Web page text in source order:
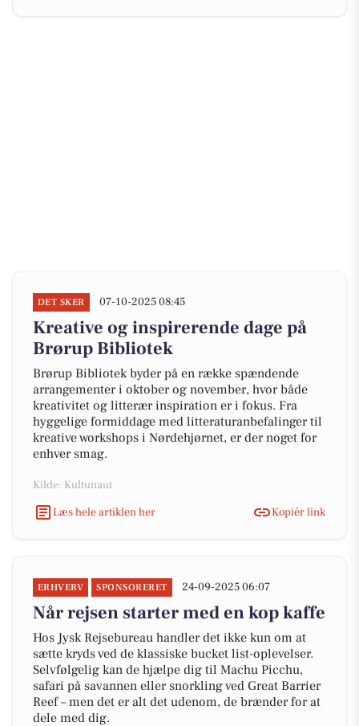
DET SKER 07-10-2025 08:45
Kreative og inspirerende dage på
Brørup Bibliotek
Brørup Bibliotek byder på en række spændende
arrangementer i oktober og november, hvor både
kreativitet og litterær inspiration er i fokus. Fra
hyggelige formiddage med litteraturanbefalinger til
kreative workshops i Nørdehjørnet, er der noget for
enhver smag.
Kilde: Kultunaut
Læs hele artiklen her
Kopiér link
ERHVERV SPONSORERET 24-09-2025 06:07
Når rejsen starter med en kop kaffe
Hos Jysk Rejsebureau handler det ikke kun om at
sætte kryds ved de klassiske bucket list-oplevelser.
Selvfølgelig kan de hjælpe dig til Machu Picchu,
safari på savannen eller snorkling ved Great Barrier
Reef – men det er alt det udenom, de brænder for at
dele med dig.